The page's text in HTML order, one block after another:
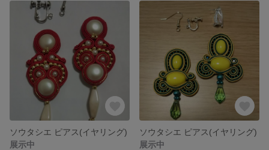
ソウタシエ ピアス(イヤリング)
展示中
ソウタシエ ピアス(イヤリング)
展示中